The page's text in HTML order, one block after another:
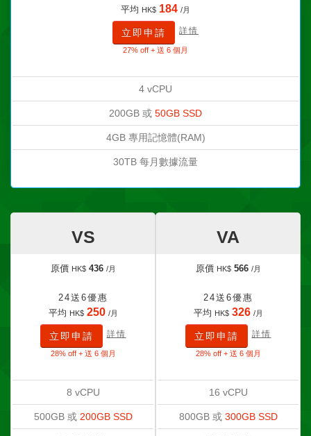
平均 HK$ 184 /月
立即申請 詳情
27% off + 送 6 個月
4 vCPU
200GB 或 50GB SSD
4GB 專用記憶體(RAM)
30TB 每月數據流量
VS
原價 HK$ 436 /月
24送6優惠
平均 HK$ 250 /月
立即申請 詳情
28% off + 送 6 個月
8 vCPU
500GB 或 200GB SSD
VA
原價 HK$ 566 /月
24送6優惠
平均 HK$ 326 /月
立即申請 詳情
28% off + 送 6 個月
16 vCPU
800GB 或 300GB SSD